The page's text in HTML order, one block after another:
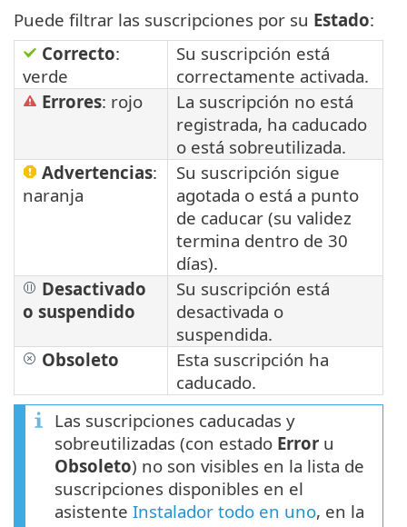
Puede filtrar las suscripciones por su Estado:
Correcto:
verde
Su suscripción está
correctamente activada.
Errores: rojo
La suscripción no está
registrada, ha caducado
o está sobreutilizada.
Advertencias:
naranja
Su suscripción sigue
agotada o está a punto
de caducar (su validez
termina dentro de 30
días).
Desactivado
o suspendido
Su suscripción está
desactivada o
suspendida.
Obsoleto
Esta suscripción ha
caducado.
Las suscripciones caducadas y
sobreutilizadas (con estado Error u
Obsoleto) no son visibles en la lista de
suscripciones disponibles en el
asistente Instalador todo en uno, en la